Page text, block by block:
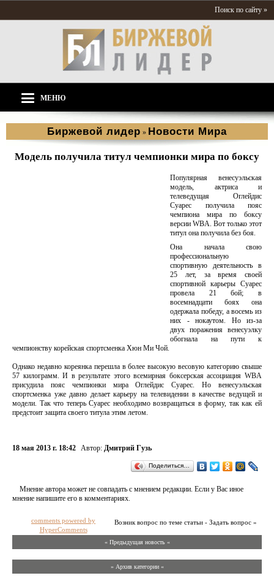
Поиск по сайту »
МЕНЮ
Биржевой лидер » Новости Мира
Модель получила титул чемпионки мира по боксу
Популярная венесуэльская
модель, актриса и
телеведущая Оглейдис
Суарес получила пояс
чемпиона мира по боксу
версии WBA. Вот только этот
титул она получила без боя.
Она начала свою
профессиональную
спортивную деятельность в
25 лет, за время своей
спортивной карьеры Суарес
провела 21 бой; в
восемнадцати боях она
одержала победу, а восемь из
них - нокаутом. Но из-за
двух поражения венесуэлку
обогнала на пути к
чемпионству корейская спортсменка Хюн Ми Чой.
Однако недавно кореянка перешла в более высокую весовую категорию свыше
57 килограмм. И в результате этого всемирная боксерская ассоциация WBA
присудила пояс чемпионки мира Оглейдис Суарес. Но венесуэльская
спортсменка уже давно делает карьеру на телевидении в качестве ведущей и
модели. Так что теперь Суарес необходимо возвращаться в форму, так как ей
предстоит защита своего титула этим летом.
18 мая 2013 г. 18:42 Автор: Дмитрий Гузь
Поделиться…
Мнение автора может не совпадать с мнением редакции. Если у Вас иное
мнение напишите его в комментариях.
Возник вопрос по теме статьи - Задать вопрос »
comments powered by
HyperComments
« Предыдущая новость «
» Архив категории «